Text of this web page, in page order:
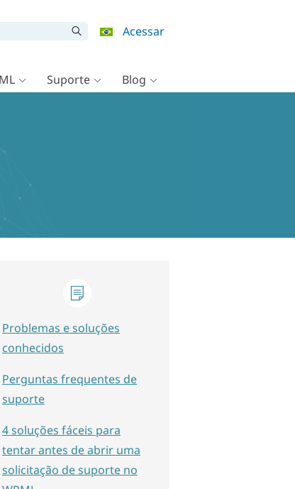
Acessar
Suporte Blog
Problemas e soluções
conhecidos
Perguntas frequentes de
suporte
4 soluções fáceis para
tentar antes de abrir uma
solicitação de suporte no